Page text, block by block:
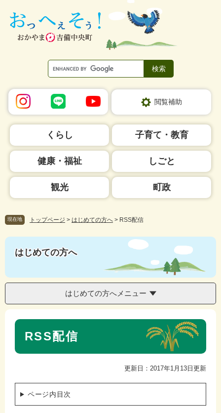
閲覧補助
くらし 子育て・教育
健康・福祉 しごと
観光 町政
現在地 トップページ > はじめての方へ > RSS配信
はじめての方へ
はじめての方へメニュー
本
RSS配信
更新日：2017年1月13日更新
ページ内目次